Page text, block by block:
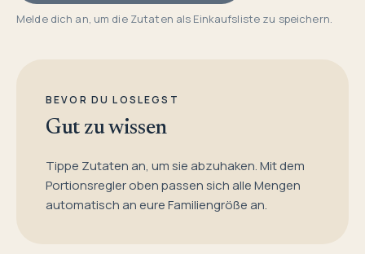
Melde dich an, um die Zutaten als Einkaufsliste zu speichern.
BEVOR DU LOSLEGST
Gut zu wissen
Tippe Zutaten an, um sie abzuhaken. Mit dem
Portionsregler oben passen sich alle Mengen
automatisch an eure Familiengröße an.